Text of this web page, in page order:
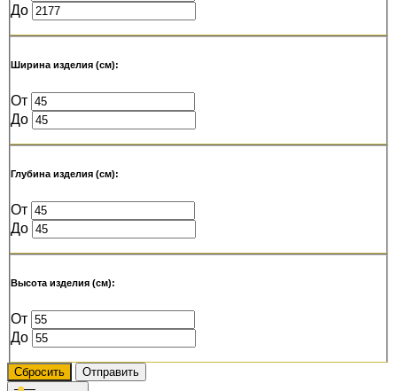
До
Ширина изделия (см):
От
До
Глубина изделия (см):
От
До
Высота изделия (см):
От
До
Сбросить Отправить